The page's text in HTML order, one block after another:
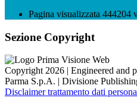
Pagina visualizzata 444204
Sezione Copyright
Copyright 2026 | Engineered and
Parma S.p.A. | Divisione
Disclaimer trattamento dati